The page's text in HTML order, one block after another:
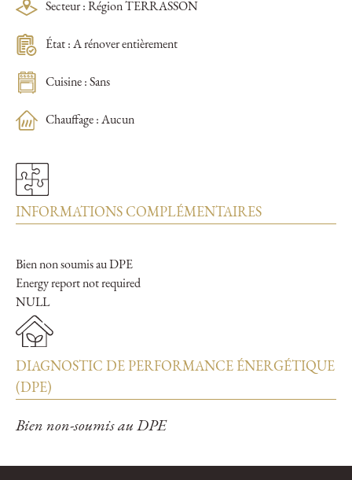
Secteur : Région TERRASSON
État : A rénover entièrement
Cuisine : Sans
Chauffage : Aucun
INFORMATIONS COMPLÉMENTAIRES
Bien non soumis au DPE
Energy report not required
NULL
DIAGNOSTIC DE PERFORMANCE ÉNERGÉTIQUE
(DPE)
Bien non-soumis au DPE